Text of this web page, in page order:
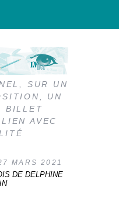
SUR UN
UN
BILLET
AVEC
MARS 2021
DE DELPHINE